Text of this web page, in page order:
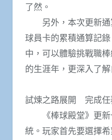
了然。
另外，本次更新通
球員卡的累積通算記
中，可以體驗挑戰職
的生涯年，更深入了
試煉之路展開 完成任
《棒球殿堂》更新
統。玩家首先要選擇